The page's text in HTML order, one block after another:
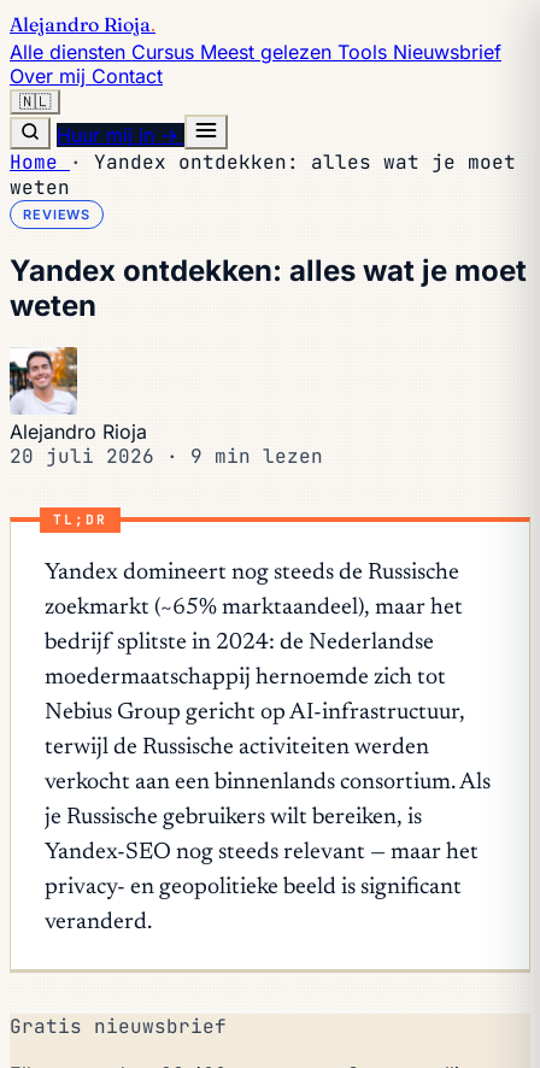
Alejandro Rioja.
Alle diensten Cursus Meest gelezen Tools Nieuwsbrief
Over mij Contact
🇳🇱
Huur mij in →
Home ·
Yandex ontdekken: alles wat je moet
weten
REVIEWS
Yandex ontdekken: alles wat je moet
weten
Alejandro Rioja
20 juli 2026 · 9 min lezen
TL;DR
Yandex domineert nog steeds de Russische
zoekmarkt (~65% marktaandeel), maar het
bedrijf splitste in 2024: de Nederlandse
moedermaatschappij hernoemde zich tot
Nebius Group gericht op AI-infrastructuur,
terwijl de Russische activiteiten werden
verkocht aan een binnenlands consortium. Als
je Russische gebruikers wilt bereiken, is
Yandex-SEO nog steeds relevant — maar het
privacy- en geopolitieke beeld is significant
veranderd.
Gratis nieuwsbrief